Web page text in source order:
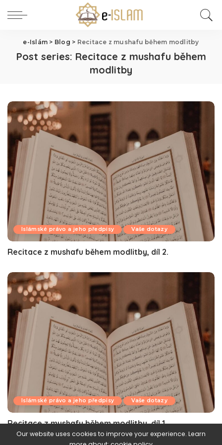
e-Islám > Blog > Recitace z mushafu během modlitby
Post series: Recitace z mushafu během
modlitby
Islámské právo a jeho předpisy Vaše dotazy
Recitace z mushafu během modlitby, díl 2.
Islámské právo a jeho předpisy Vaše dotazy
Recitace z mushafu během modlitby, díl 1.
Our website uses cookies to improve your experience. Learn